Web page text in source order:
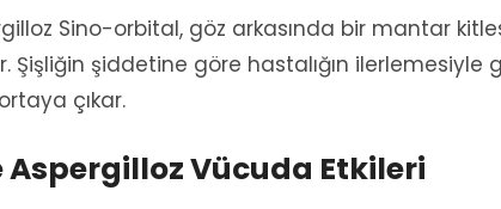
Sino-orbital, göz arkasında bir mantar
Şişliğin şiddetine göre hastalığın ilerlemesiyle
çıkar.
Aspergilloz Vücuda Etkileri